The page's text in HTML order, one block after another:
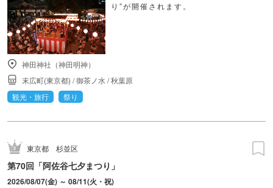
り”が開催されます。
神田神社（神田明神）
末広町(東京都) /御茶ノ水/秋葉原
観光・旅行
祭り
東京都 杉並区
第70回「阿佐谷七夕まつり」
2026/08/07(金) ～ 08/11(火・祝)